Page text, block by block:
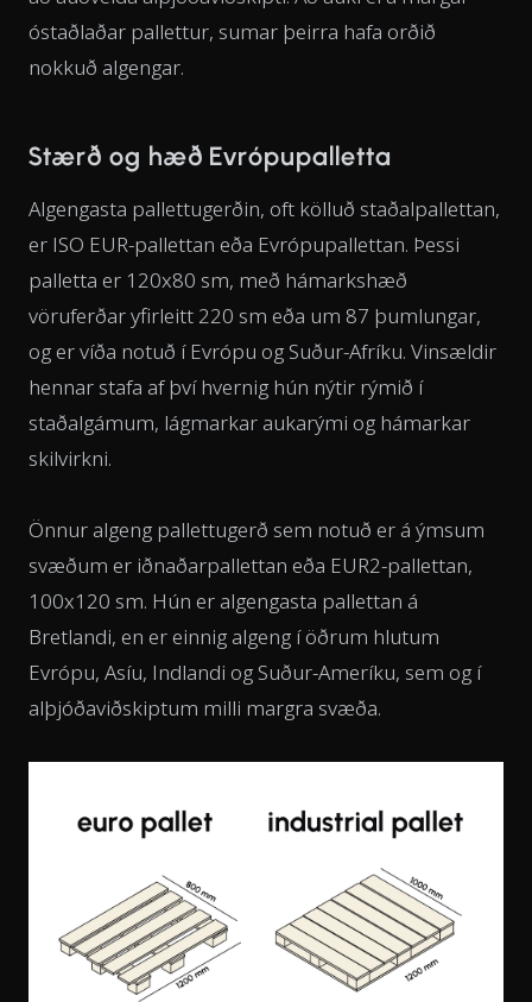
óstaðlaðar pallettur, sumar þeirra hafa orðið
nokkuð algengar.
Stærð og hæð Evrópupalletta
Algengasta pallettugerðin, oft kölluð staðalpallettan,
er ISO EUR-pallettan eða Evrópupallettan. Þessi
palletta er 120x80 sm, með hámarkshæð
vöruferðar yfirleitt 220 sm eða um 87 þumlungar,
og er víða notuð í Evrópu og Suður-Afríku. Vinsældir
hennar stafa af því hvernig hún nýtir rýmið í
staðalgámum, lágmarkar aukarými og hámarkar
skilvirkni.
Önnur algeng pallettugerð sem notuð er á ýmsum
svæðum er iðnaðarpallettan eða EUR2-pallettan,
100x120 sm. Hún er algengasta pallettan á
Bretlandi, en er einnig algeng í öðrum hlutum
Evrópu, Asíu, Indlandi og Suður-Ameríku, sem og í
alþjóðaviðskiptum milli margra svæða.